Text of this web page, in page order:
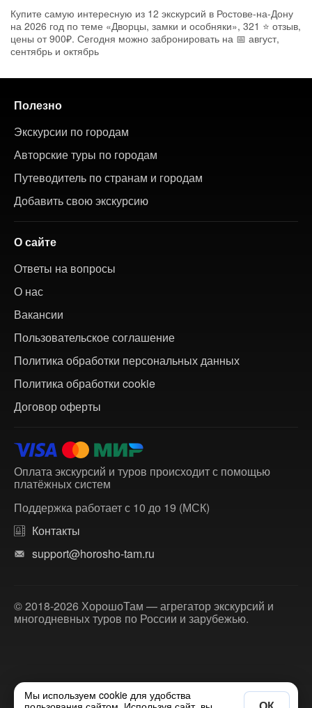
Купите самую интересную из 12 экскурсий в Ростове-на-Дону
на 2026 год по теме «Дворцы, замки и особняки», 321 ⭐ отзыв,
цены от 900₽. Сегодня можно забронировать на 📅 август,
сентябрь и октябрь
Полезно
Экскурсии по городам
Авторские туры по городам
Путеводитель по странам и городам
Добавить свою экскурсию
О сайте
Ответы на вопросы
О нас
Вакансии
Пользовательское соглашение
Политика обработки персональных данных
Политика обработки cookie
Договор оферты
Оплата экскурсий и туров происходит с помощью
платёжных систем
Поддержка работает с 10 до 19 (МСК)
Контакты
support@horosho-tam.ru
© 2018-2026 ХорошоТам — агрегатор экскурсий и
многодневных туров по России и зарубежью.
Мы используем cookie для удобства